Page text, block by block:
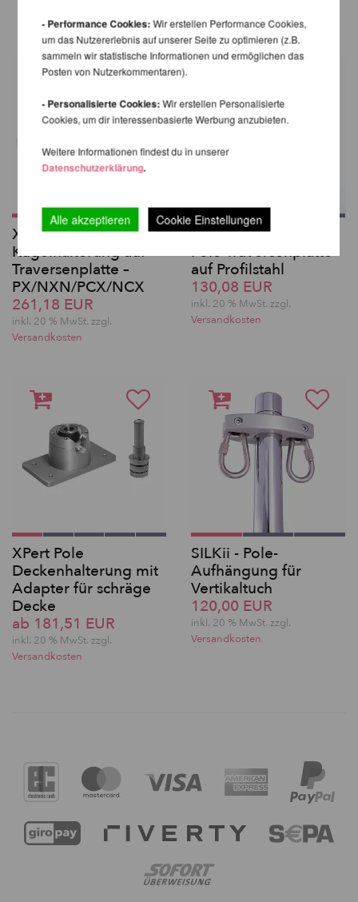
X-Pole
Kugelhalterung auf
Traversenplatte –
PX/NXN/PCX/NCX
261,18 EUR
inkl. 20 % MwSt. zzgl.
Versandkosten
Trägerklammern - X-
Pole Traversenplatte
auf Profilstahl
130,08 EUR
inkl. 20 % MwSt. zzgl.
Versandkosten
XPert Pole
Deckenhalterung mit
Adapter für schräge
Decke
ab 181,51 EUR
inkl. 20 % MwSt. zzgl.
Versandkosten
SILKii - Pole-
Aufhängung für
Vertikaltuch
120,00 EUR
inkl. 20 % MwSt. zzgl.
Versandkosten
- Performance Cookies:Wir erstellen Performance Cookies,
um das Nutzererlebnis auf unserer Seite zu optimieren (z.B.
sammeln wir statistische Informationen und ermöglichen das
Posten von Nutzerkommentaren).
- Personalisierte Cookies:Wir erstellen Personalisierte
Cookies, um dir interessenbasierte Werbung anzubieten.
Weitere Informationen findest du in unserer
Datenschutzerklärung.
Alle akzeptieren Cookie Einstellungen